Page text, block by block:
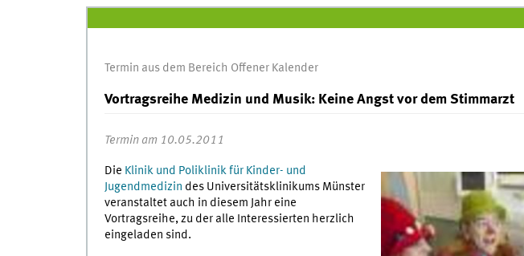
Termin aus dem Bereich Offener Kalender
Vortragsreihe Medizin und Musik: Keine Angst vor dem Stimmarzt
Termin am 10.05.2011
Die Klinik und Poliklinik für Kinder- und
Jugendmedizin des Universitätsklinikums Münster
veranstaltet auch in diesem Jahr eine
Vortragsreihe, zu der alle Interessierten herzlich
eingeladen sind.